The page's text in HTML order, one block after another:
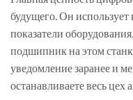
будущего. Он
показатели
подшипник на этом
уведомление заранее и
останавливаете весь цех